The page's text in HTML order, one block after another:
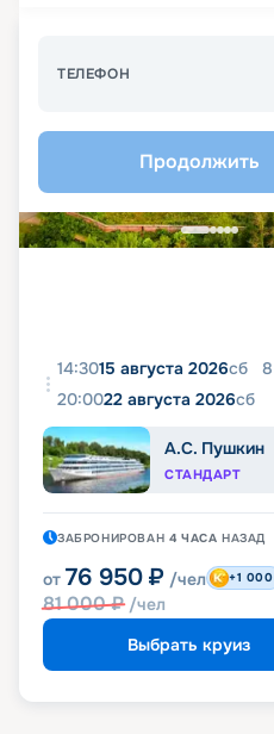
ТЕЛЕФОН
Продолжить
14:3015 августа 2026сб 8
20:0022 августа 2026сб
А.С. Пушкин
СТАНДАРТ
ЗАБРОНИРОВАН 4 ЧАСА НАЗАД
от 76 950 ₽ /чел
81 000₽ /чел
+1 000
Выбрать круиз